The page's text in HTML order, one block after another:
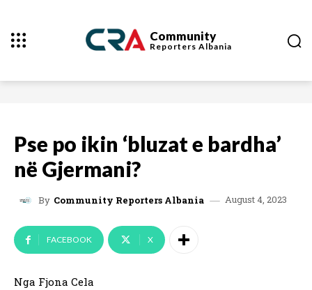
Community
Reporters Albania
Pse po ikin ‘bluzat e bardha’
në Gjermani?
By Community Reporters Albania August 4, 2023
FACEBOOK X
Nga Fjona Cela